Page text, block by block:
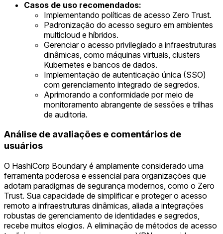
Casos de uso recomendados:
Implementando políticas de acesso Zero Trust.
Padronização do acesso seguro em ambientes
multicloud e híbridos.
Gerenciar o acesso privilegiado a infraestruturas
dinâmicas, como máquinas virtuais, clusters
Kubernetes e bancos de dados.
Implementação de autenticação única (SSO)
com gerenciamento integrado de segredos.
Aprimorando a conformidade por meio de
monitoramento abrangente de sessões e trilhas
de auditoria.
Análise de avaliações e comentários de
usuários
O HashiCorp Boundary é amplamente considerado uma
ferramenta poderosa e essencial para organizações que
adotam paradigmas de segurança modernos, como o Zero
Trust. Sua capacidade de simplificar e proteger o acesso
remoto a infraestruturas dinâmicas, aliada a integrações
robustas de gerenciamento de identidades e segredos,
recebe muitos elogios. A eliminação de métodos de acesso